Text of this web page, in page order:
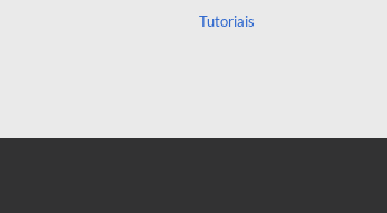
Tutoriais